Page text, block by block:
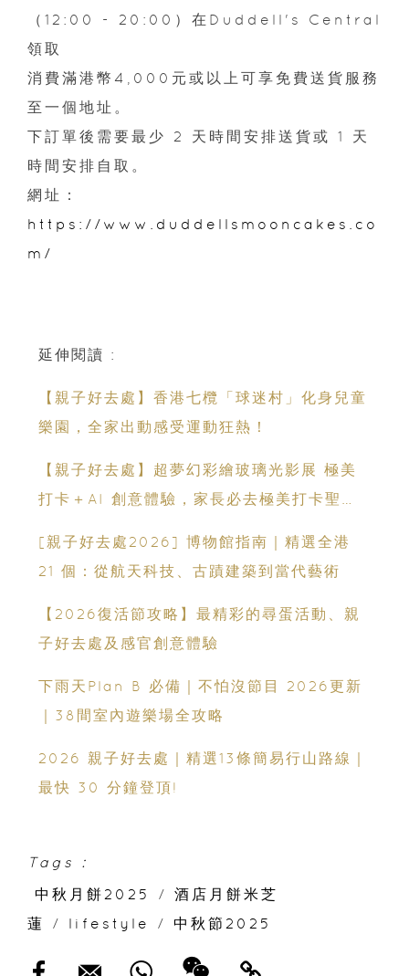
（12:00 - 20:00）在Duddell's Central
領取
消費滿港幣4,000元或以上可享免費送貨服務
至一個地址。
下訂單後需要最少 2 天時間安排送貨或 1 天
時間安排自取。
網址：
https://www.duddellsmooncakes.co
m/
延伸閱讀 :
【親子好去處】香港七欖「球迷村」化身兒童
樂園，全家出動感受運動狂熱！
【親子好去處】超夢幻彩繪玻璃光影展 極美
打卡＋AI 創意體驗，家長必去極美打卡聖
[親子好去處2026] 博物館指南｜精選全港
21 個：從航天科技、古蹟建築到當代藝術
【2026復活節攻略】最精彩的尋蛋活動、親
子好去處及感官創意體驗
下雨天Plan B 必備｜不怕沒節目 2026更新
｜38間室內遊樂場全攻略
2026 親子好去處｜精選13條簡易行山路線｜
最快 30 分鐘登頂!
Tags :
中秋月餅2025
/
酒店月餅米芝
蓮
/ lifestyle / 中秋節2025